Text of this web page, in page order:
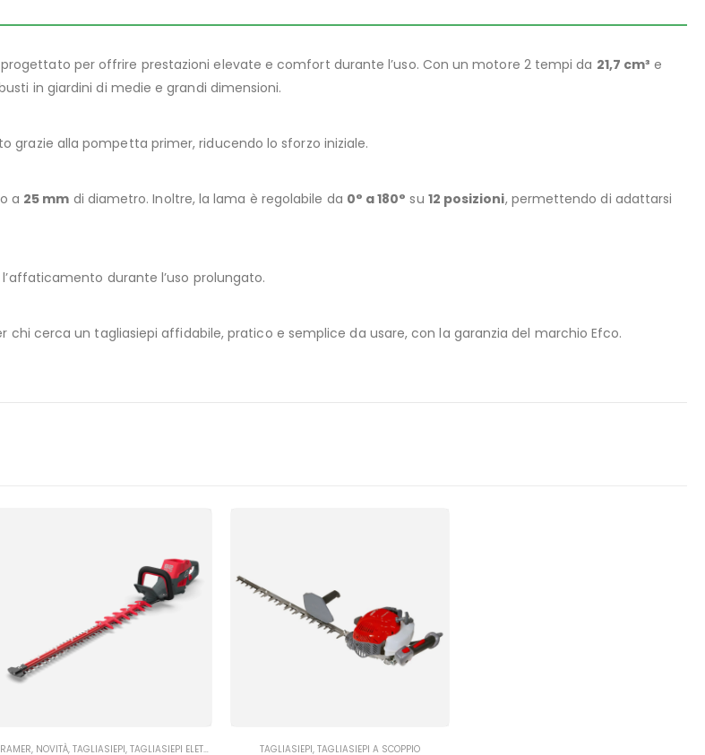
per offrire prestazioni elevate e comfort durante l’uso. Con un motore 2 tempi da 21,7 cm³ e
in giardini di medie e grandi dimensioni.
alla pompetta primer, riducendo lo sforzo iniziale.
a 25 mm di diametro. Inoltre, la lama è regolabile da 0° a 180° su 12 posizioni, permettendo di adattarsi
durante l’uso prolungato.
chi cerca un tagliasiepi affidabile, pratico e semplice da usare, con la garanzia del marchio Efco.
, NOVITÀ, TAGLIASIEPI, TAGLIASIEPI ELETTRICI ED A BATTERIA TAGLIASIEPI,TAGLIASIEPI A SCOPPIO